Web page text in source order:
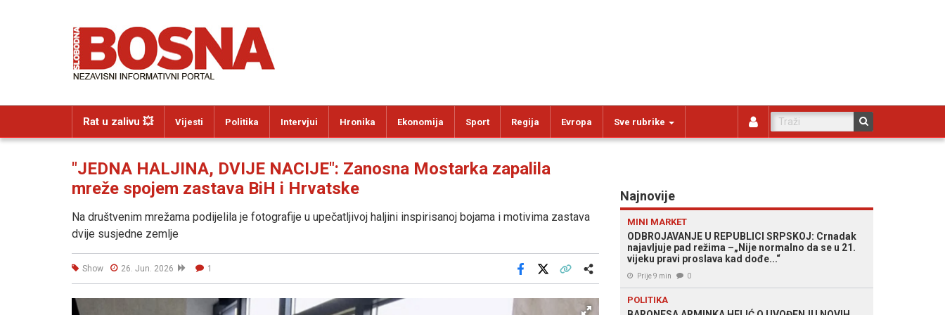
Rat u zalivu 💥 Vijesti Politika Intervjui Hronika Ekonomija Sport Regija Evropa Sve rubrike
"JEDNA HALJINA, DVIJE NACIJE": Zanosna Mostarka zapalila
mreže spojem zastava BiH i Hrvatske
Na društvenim mrežama podijelila je fotografije u upečatljivoj haljini inspirisanoj bojama i motivima zastava
dvije susjedne zemlje
Show 26. Jun. 2026 1
Facebook
Najnovije
MINI MARKET
ODBROJAVANJE U REPUBLICI SRPSKOJ: Crnadak
najavljuje pad režima –„Nije normalno da se u 21.
vijeku pravi proslava kad dođe...“
Prije 9 min 0
POLITIKA